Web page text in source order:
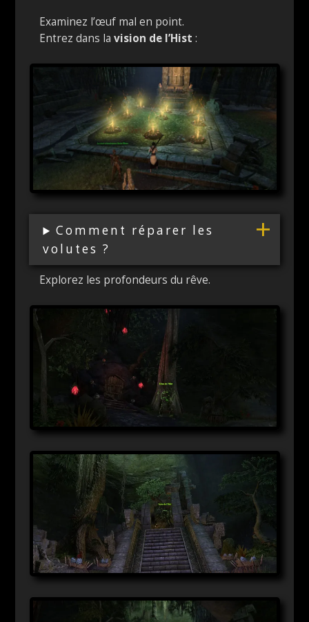
Examinez l’œuf mal en point.
Entrez dans lavision de l’Hist :
Comment réparer les
volutes ?
Explorez les profondeurs du rêve.